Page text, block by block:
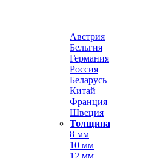
Австрия
Бельгия
Германия
Россия
Беларусь
Китай
Франция
Швеция
Толщина
8 мм
10 мм
12 мм